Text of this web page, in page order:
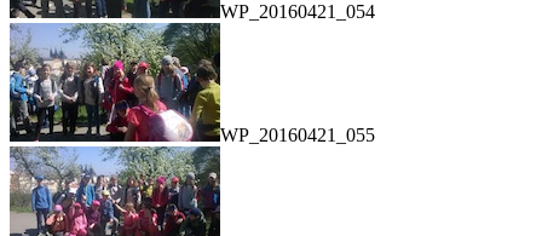
WP_20160421_054
WP_20160421_055